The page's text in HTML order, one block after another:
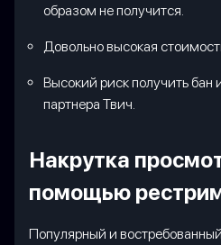
образом не получится.
Довольно высокая
Высокий риск получить бан
партнера Твич.
Накрутка
помощью
Популярный и